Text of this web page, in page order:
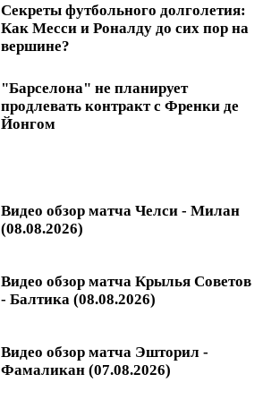
Секреты футбольного долголетия:
Как Месси и Роналду до сих пор на
вершине?
"Барселона" не планирует
продлевать контракт с Френки де
Йонгом
Видео обзор матча Челси - Милан
(08.08.2026)
Видео обзор матча Крылья Советов
- Балтика (08.08.2026)
Видео обзор матча Эшторил -
Фамаликан (07.08.2026)